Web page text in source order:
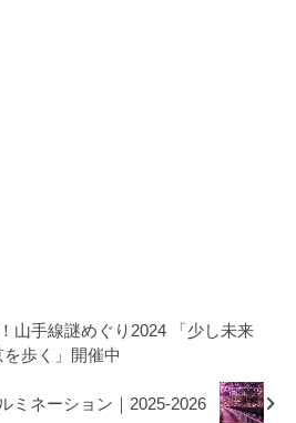
山手線謎めぐり2024 「少し未来
を歩く」開催中
ミネーション｜2025-2026